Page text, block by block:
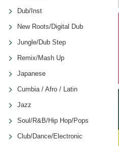
Dub/Inst
New Roots/Digital Dub
Jungle/Dub Step
Remix/Mash Up
Japanese
Cumbia / Afro / Latin
Jazz
Soul/R&B/Hip Hop/Pops
Club/Dance/Electronic